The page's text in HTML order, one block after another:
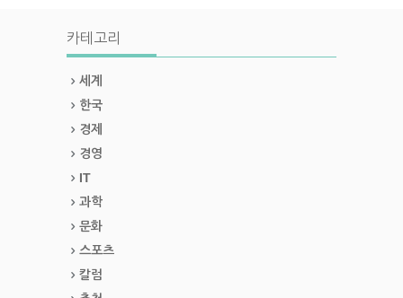
카테고리
세계
한국
경제
경영
IT
과학
문화
스포츠
칼럼